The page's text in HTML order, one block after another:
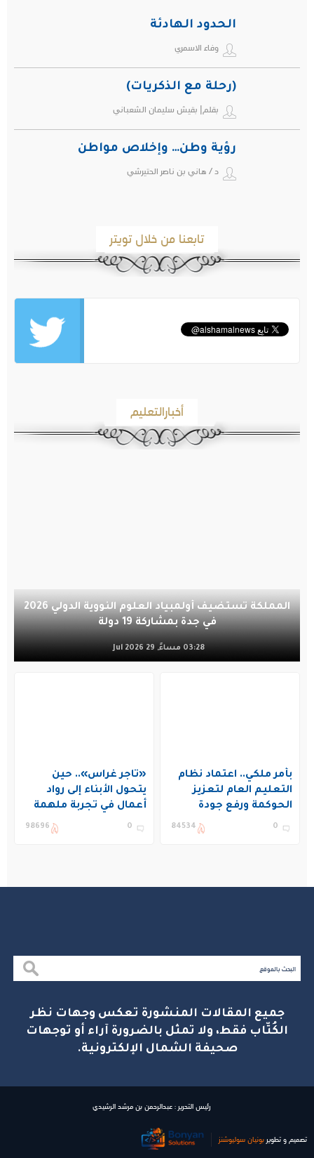
الحدود الهادئة
وفاء الاسمري
(رحلة مع الذكريات)
بقلم| بقيش سليمان الشعباني
رؤية وطن… وإخلاص مواطن
د / هاني بن ناصر الحتيرشي
تابعنا من خلال تويتر
أخبارالتعليم
المملكة تستضيف أولمبياد العلوم النووية الدولي 2026
في جدة بمشاركة 19 دولة
03:28 مساءً, 29 Jul 2026
بأمر ملكي.. اعتماد نظام
التعليم العام لتعزيز
الحوكمة ورفع جودة
التعليم في المملكة
0
84534
«تاجر غراس».. حين
يتحول الأبناء إلى رواد
أعمال في تجربة ملهمة
بنادي غراس الصيفي
0
98696
جميع المقالات المنشورة تعكس وجهات نظر
الكُتّاب فقط، ولا تمثل بالضرورة آراء أو توجهات
صحيفة الشمال الإلكترونية.
رئيس التحرير : عبدالرحمن بن مرشد الرشيدي
تصميم و تطوير بونیان سولیوشنز